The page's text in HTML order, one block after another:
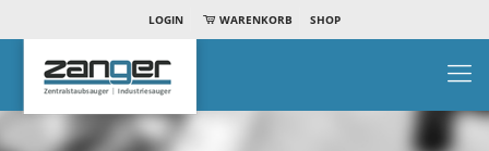
LOGIN WARENKORB SHOP